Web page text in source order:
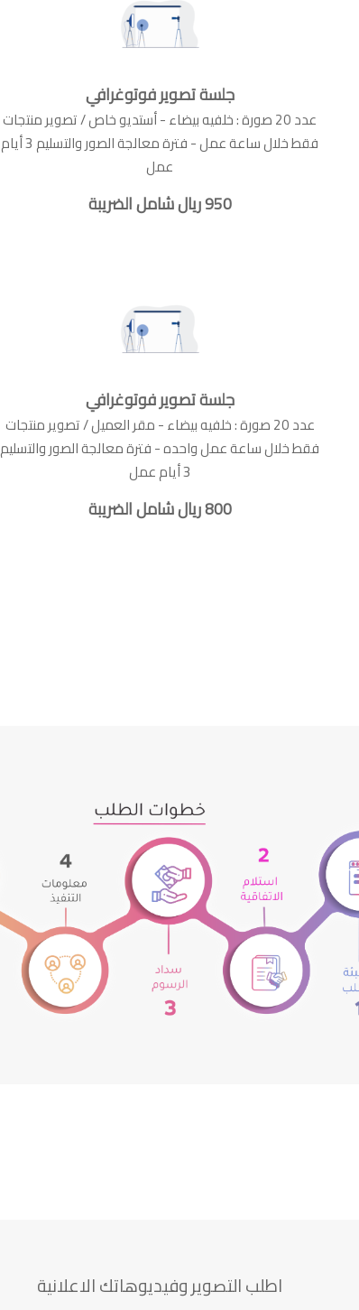
جلسة تصوير فوتوغرافي
عدد 20 صورة : خلفيه بيضاء - أستديو خاص / تصوير منتجات
فقط خلال ساعة عمل - فترة معالجة الصور والتسليم 3 أيام
عمل
950 ريال شامل الضريبة
جلسة تصوير فوتوغرافي
عدد 20 صورة : خلفيه بيضاء - مقر العميل / تصوير منتجات
فقط خلال ساعة عمل واحده - فترة معالجة الصور والتسليم
3 أيام عمل
800 ريال شامل الضريبة
اطلب التصوير وفيديوهاتك الاعلانية